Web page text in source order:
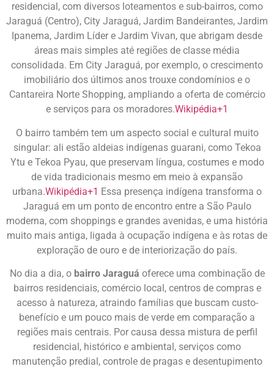
residencial, com diversos loteamentos e sub-bairros, como
Jaraguá (Centro), City Jaraguá, Jardim Bandeirantes, Jardim
Ipanema, Jardim Líder e Jardim Vivan, que abrigam desde
áreas mais simples até regiões de classe média
consolidada. Em City Jaraguá, por exemplo, o crescimento
imobiliário dos últimos anos trouxe condomínios e o
Cantareira Norte Shopping, ampliando a oferta de comércio
e serviços para os moradores.Wikipédia+1
O bairro também tem um aspecto social e cultural muito
singular: ali estão aldeias indígenas guarani, como Tekoa
Ytu e Tekoa Pyau, que preservam língua, costumes e modo
de vida tradicionais mesmo em meio à expansão
urbana.Wikipédia+1 Essa presença indígena transforma o
Jaraguá em um ponto de encontro entre a São Paulo
moderna, com shoppings e grandes avenidas, e uma história
muito mais antiga, ligada à ocupação indígena e às rotas de
exploração de ouro e de interiorização do país.
No dia a dia, o bairro Jaraguá oferece uma combinação de
bairros residenciais, comércio local, centros de compras e
acesso à natureza, atraindo famílias que buscam custo-
benefício e um pouco mais de verde em comparação a
regiões mais centrais. Por causa dessa mistura de perfil
residencial, histórico e ambiental, serviços como
manutenção predial, controle de pragas e desentupimento